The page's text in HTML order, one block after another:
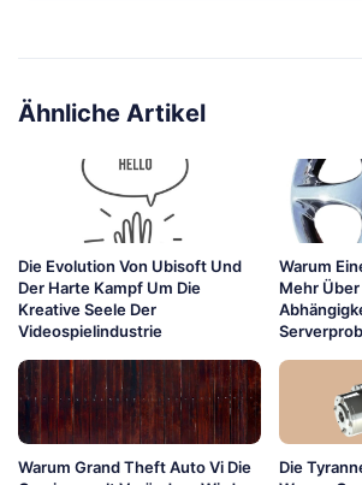
Ähnliche Artikel
Die Evolution Von Ubisoft Und
Der Harte Kampf Um Die
Kreative Seele Der
Videospielindustrie
Warum
Mehr
Warum Grand Theft Auto Vi Die
Die